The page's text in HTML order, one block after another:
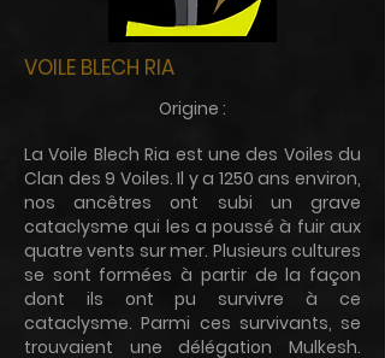
VOILE BLECH RIA
Origine :
La Voile Blech Ria est une des Voiles du
Clan des 9 Voiles. Il y a 1250 ans environ,
nos ancêtres ont subi un grave
cataclysme qui les a poussé à fuir aux
quatre vents sur mer. Plusieurs cultures
se sont formées à partir de la façon
dont ils ont pu survivre à ce
cataclysme. Parmi ces survivants, se
trouvaient une délégation Mulkesh.